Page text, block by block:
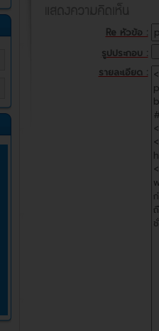
Re หัวข้อ :
รูปประกอบ :
รายละเอียด :